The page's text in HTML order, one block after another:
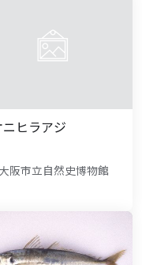
ニヒラアジ
大阪市立自然史博物館